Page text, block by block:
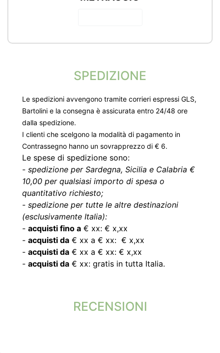
SPEDIZIONE
Le spedizioni avvengono tramite corrieri espressi GLS,
Bartolini e la consegna è assicurata entro 24/48 ore
dalla spedizione.
I clienti che scelgono la modalità di pagamento in
Contrassegno hanno un sovrapprezzo di € 6.
Le spese di spedizione sono:
- spedizione per Sardegna, Sicilia e Calabria €
10,00 per qualsiasi importo di spesa o
quantitativo richiesto;
- spedizione per tutte le altre destinazioni
(esclusivamente Italia):
- acquisti fino a € xx: € x,xx
- acquisti da € xx a € xx: € x,xx
- acquisti da € xx a € xx: € x,xx
- acquisti da € xx: gratis in tutta Italia.
RECENSIONI